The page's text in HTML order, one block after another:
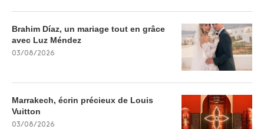
Brahim Díaz, un mariage tout en grâce
avec Luz Méndez
03/08/2026
Marrakech, écrin précieux de Louis
Vuitton
03/08/2026